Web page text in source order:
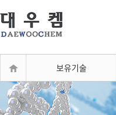
보유기술